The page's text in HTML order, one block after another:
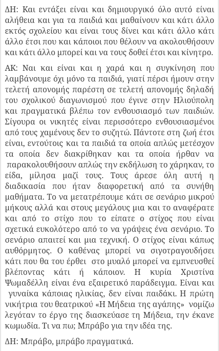
ΔΗ: Και εντάξει είναι και δημιουργικό όλο αυτό είναι
αλήθεια και για τα παιδιά και μαθαίνουν και κάτι άλλο
εκτός σχολείου και είναι τους δίνει και κάτι άλλο κάτι
άλλο έτσι που και κάποιοι που θέλουν να ακολουθήσουν
και κάτι άλλο μπορεί και να τους δοθεί έτσι και κίνητρο.
ΑΚ: Ναι και είναι και η χαρά και η συγκίνηση που
λαμβάνουμε όχι μόνο τα παιδιά, γιατί πέρσι ήμουν στην
τελετή απονομής παρέστη σε τελετή απονομής δηλαδή
του σχολικού διαγωνισμού που έγινε στην Ηλιούπολη
και πραγματικά βλέπω τον ενθουσιασμό των παιδιών.
Σίγουρα οι νικητές είναι περισσότερο ενθουσιασμένοι
από τους χαμένους δεν το συζητώ. Πάντοτε στη ζωή έτσι
είναι, εντούτοις και τα παιδιά τα οποία απλώς μετέσχον
τα οποία δεν διακρίθηκαν και τα οποία ήρθαν να
παρακολουθήσουν απλώς την εκδήλωση το χάρηκαν, το
είδα, μίλησα μαζί τους. Τους άρεσε όλη αυτή η
διαδικασία που ήταν διαφορετική από τα συνήθη
μαθήματα. Το να μετατρέπουμε κάτι σε σενάριο μικρού
μήκους αλλά και στους μεγάλους μια και το αναφέρατε
και από το στίχο που το είπατε ο στίχος που είναι
σχετικά ευκολότερο από το να γράψεις ένα σενάριο. Το
σενάριο απαιτεί και μια τεχνική. Ο στίχος είναι κάπως
αυθόρμητος. Ο καθένας μπορεί να σιγοτραγουδήσει
κάτι που θα του έρθει στο μυαλό μπορεί να εμπνευσθεί
βλέποντας κάτι ή κάποιον. Η κυρία Χριστίνα
Ψωμαδέλλη είναι ένα εξαιρετικό παράδειγμα. Είναι και
γυναίκα κάποιας ηλικίας, δεν είναι παιδάκι. Η πρώτη
νικήτρια του θεατρικού «Η Μήδεια της αγάπης» νομίζω
λεγόταν το έργο της διασκεύασε τη Μήδεια, την έκανε
κωμωδία. Τι να πω; Μπράβο για την ιδέα της.
ΔΗ: Μπράβο, μπράβο πραγματικά.